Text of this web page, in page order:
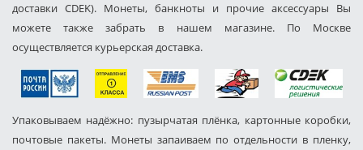
доставки CDEK). Монеты, банкноты и прочие аксессуары Вы
можете также забрать в нашем магазине. По Москве
осуществляется курьерская доставка.
Упаковываем надёжно: пузырчатая плёнка, картонные коробки,
почтовые пакеты. Монеты запаиваем по отдельности в пленку,